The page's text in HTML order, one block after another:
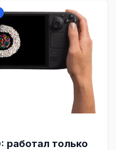
работал только